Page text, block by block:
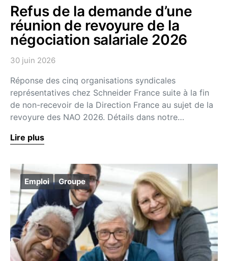
Refus de la demande d’une
réunion de revoyure de la
négociation salariale 2026
30 juin 2026
Réponse des cinq organisations syndicales
représentatives chez Schneider France suite à la fin
de non-recevoir de la Direction France au sujet de la
revoyure des NAO 2026. Détails dans notre…
Lire plus
Emploi Groupe